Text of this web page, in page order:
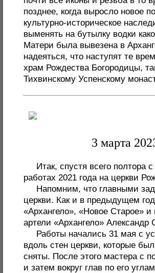
позднее, когда выросло новое
культурно-историческое
выменять на бутылку водки
Матери была вывезена в
надеяться, что наступят те
храм Рождества Богородицы,
Тихвинскому Успенскому
3 марта
Итак, спустя всего полтора
работах 2021 года на церкви
Напомним, что главными
церкви. Как и в предыдущем
«Архангело», «Новое Старое»
артели «Архангело» Александр
Работы начались 31 мая с
вдоль стен церкви, которые
сняты. После этого мастера с
и затем вокруг глав по его